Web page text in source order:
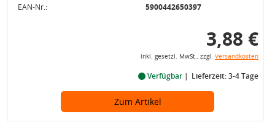
EAN-Nr.:
5900442650397
3,88 €
inkl. gesetzl. MwSt., zzgl. Versandkosten
Verfügbar Lieferzeit: 3-4 Tage
Zum Artikel